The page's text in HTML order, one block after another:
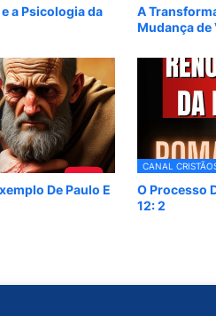
a Psicologia da
A
Mudança de
De Paulo E
CANAL
O Processo
12: 2